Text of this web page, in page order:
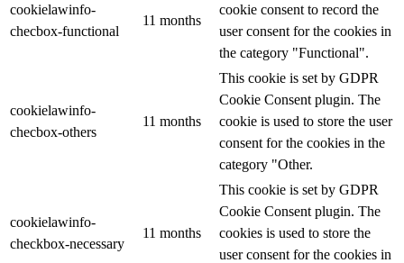
cookielawinfo-
checbox-functional
11 months
cookie consent to record the
user consent for the cookies in
the category "Functional".
cookielawinfo-
checbox-others
11 months
This cookie is set by GDPR
Cookie Consent plugin. The
cookie is used to store the user
consent for the cookies in the
category "Other.
cookielawinfo-
checkbox-necessary
11 months
This cookie is set by GDPR
Cookie Consent plugin. The
cookies is used to store the
user consent for the cookies in